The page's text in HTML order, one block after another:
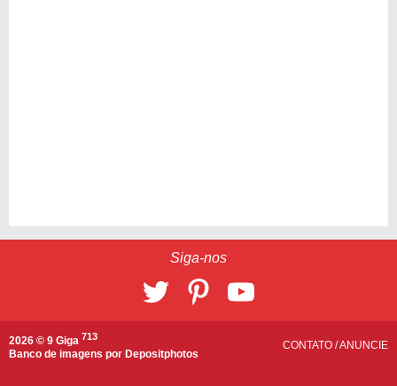
Siga-nos
2026 © 9 Giga 713
Banco de imagens por Depositphotos
CONTATO /ANUNCIE